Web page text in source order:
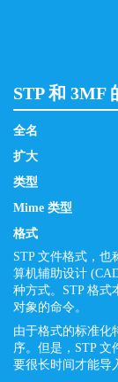
STP 和 3MF
全名
扩大
类型
Mime 类型
格式
STP 文件格式，也
算机辅助设计
种方式。STP 格式
对象的命令。
由于格式的标准化
序。但是，STP
要很长时间才能导